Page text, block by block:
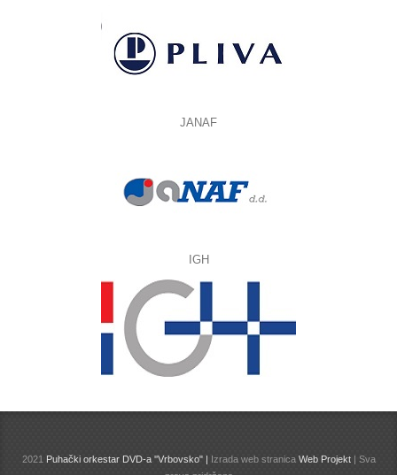
JANAF
IGH
2021 Puhački orkestar DVD-a ''Vrbovsko" | Izrada web stranica Web Projekt| Sva